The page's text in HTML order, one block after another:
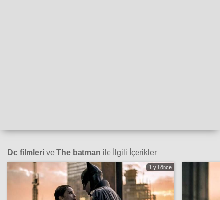
Dc filmleri ve The batman ile İlgili İçerikler
1 yıl önce